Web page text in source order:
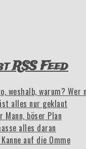
RSS Feed
weshalb, warum?
alles nur geklaut
Mann, böser Plan
alles daran
auf die Omme